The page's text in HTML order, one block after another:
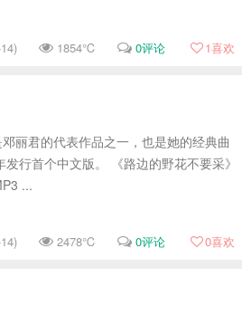
1854℃ 0评论 1喜欢
丽君的代表作品之一，也是她的经典曲
行首个中文版。 《路边的野花不要采》
...
2478℃ 0评论 0喜欢